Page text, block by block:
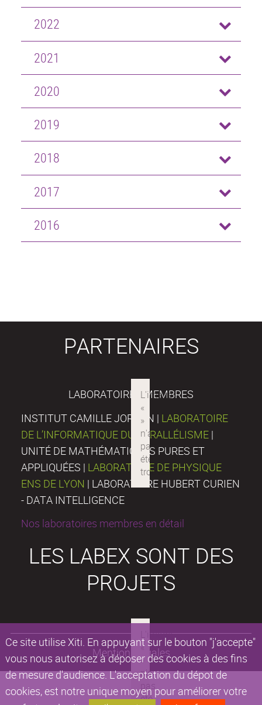
Ce site utilise Xiti. En appuyant sur le bouton "j'accepte"
vous nous autorisez à déposer des cookies à des fins
de mesure d'audience. L'acceptation du dépot de
cookies, est notre unique moyen pour améliorer votre
2022
2021
2020
2019
2018
2017
2016
PARTENAIRES
LABORATOIRES MEMBRES
INSTITUT CAMILLE JORDAN | LABORATOIRE
DE L’INFORMATIQUE DU PARALLÉLISME |
UNITÉ DE MATHÉMATIQUES PURES ET
APPLIQUÉES | LABORATOIRE DE PHYSIQUE
ENS DE LYON | LABORATOIRE HUBERT CURIEN
- DATA INTELLIGENCE
Nos laboratoires membres en détail
LES LABEX SONT DES
PROJETS
Mentions légales